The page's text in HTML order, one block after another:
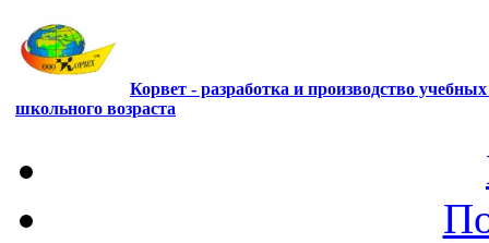
Корвет - разработка и производство
школьного возраста